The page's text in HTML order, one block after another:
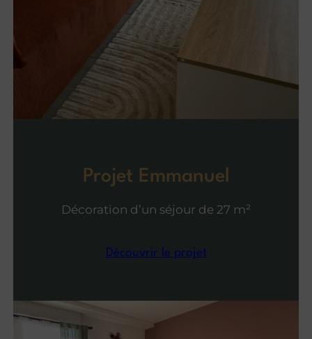
Projet Emmanuel
Décoration d’un séjour de 27 m²
Découvrir le projet